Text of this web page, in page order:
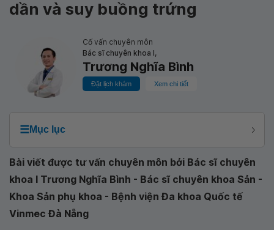
dần và suy buồng trứng
Cố vấn chuyên môn
Bác sĩ chuyên khoa I,
Trương Nghĩa Bình
Đặt lịch khám Xem chi tiết
☰Mục lục
Bài viết được tư vấn chuyên môn bởi Bác sĩ chuyên
khoa I Trương Nghĩa Bình - Bác sĩ chuyên khoa Sản -
Khoa Sản phụ khoa - Bệnh viện Đa khoa Quốc tế
Vinmec Đà Nẵng